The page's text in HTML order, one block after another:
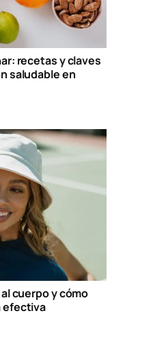
recetas y claves
saludable en
cuerpo y cómo
efectiva